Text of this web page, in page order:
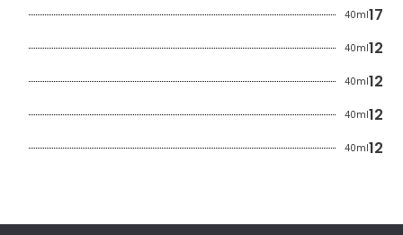
40ml17
40ml12
40ml12
40ml12
40ml12